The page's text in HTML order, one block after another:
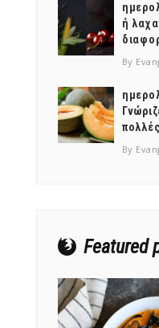
ή
By
By
Featured